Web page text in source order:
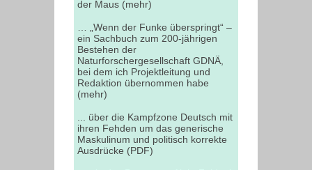
der Maus (mehr)
… „Wenn der Funke überspringt“ –
ein Sachbuch zum 200-jährigen
Bestehen der
Naturforschergesellschaft GDNÄ,
bei dem ich Projektleitung und
Redaktion übernommen habe
(mehr)
... über die Kampfzone Deutsch mit
ihren Fehden um das generische
Maskulinum und politisch korrekte
Ausdrücke (PDF)